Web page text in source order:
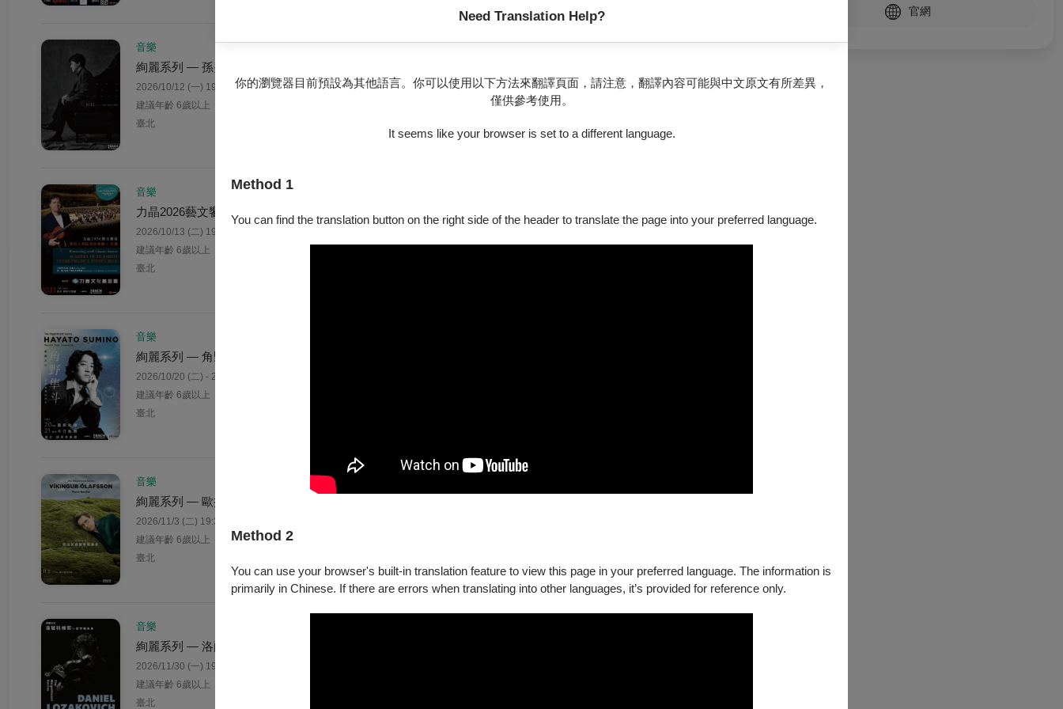
Need Translation Help?
你的瀏覽器目前預設為其他語言。你可以使用以下方法來翻譯頁面，請注意，翻譯內容可能與中文原文有所差異，
僅供參考使用。
It seems like your browser is set to a different language.
Method 1
You can find the translation button on the right side of the header to translate the page into your preferred language.
Method 2
You can use your browser's built-in translation feature to view this page in your preferred language. The information is
primarily in Chinese. If there are errors when translating into other languages, it’s provided for reference only.
音樂
絢麗系列 — 孫旻秀：巴哈《平均律鍵盤曲集第一冊》
2026/10/12 (一) 19:30
建議年齡 6歲以上
臺北
$800 - $3,000
音樂
力晶2026藝文饗宴 —聖馬丁學院管弦樂團 x 貝爾
2026/10/13 (二) 19:30
建議年齡 6歲以上
臺北
音樂
絢麗系列 — 角野隼斗世界巡演音樂會
2026/10/20 (二) - 2026/10/21 (三)
建議年齡 6歲以上
臺北
音樂
絢麗系列 — 歐拉夫森鋼琴獨奏會
2026/11/3 (二) 19:30
建議年齡 6歲以上
臺北
$800 - $3,600
音樂
絢麗系列 — 洛薩科維契小提琴獨奏會
2026/11/30 (一) 19:30
建議年齡 6歲以上
臺北
官網